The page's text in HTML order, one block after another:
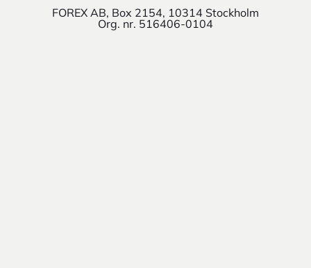
FOREX AB, Box 2154, 10314 Stockholm
Org. nr. 516406-0104